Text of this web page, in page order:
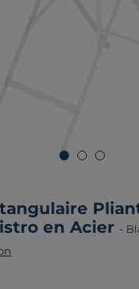
en Acier -